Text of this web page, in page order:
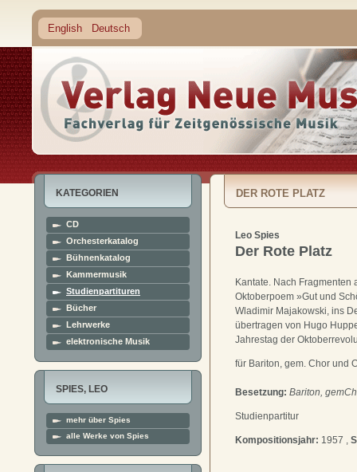
English Deutsch
KATEGORIEN
CD
Orchesterkatalog
Bühnenkatalog
Kammermusik
Studienpartituren
Bücher
Lehrwerke
elektronische Musik
SPIES, LEO
mehr über Spies
alle Werke von Spies
DER ROTE PLATZ
Leo Spies
Der Rote Platz
Kantate. Nach Fragmenten
Oktoberpoem »Gut und
Wladimir Majakowski, ins
übertragen von Hugo
Jahrestag der
für Bariton, gem. Chor und
Besetzung: Bariton,
Studienpartitur
Kompositionsjahr: 1957 ,